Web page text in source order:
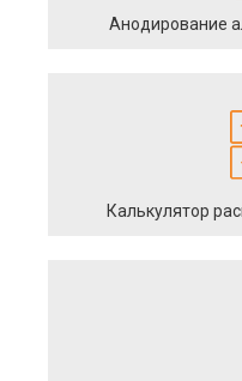
Анодирование
Калькулятор